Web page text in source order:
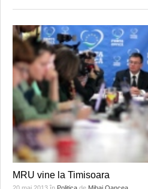
MRU vine la Timisoara